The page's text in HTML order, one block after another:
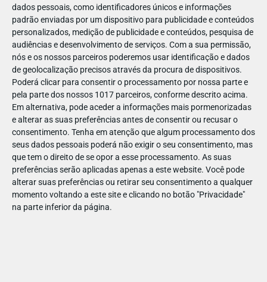
dados pessoais, como identificadores únicos e informações
padrão enviadas por um dispositivo para publicidade e conteúdos
personalizados, medição de publicidade e conteúdos, pesquisa de
audiências e desenvolvimento de serviços. Com a sua permissão,
nós e os nossos parceiros poderemos usar identificação e dados
de geolocalização precisos através da procura de dispositivos.
Poderá clicar para consentir o processamento por nossa parte e
pela parte dos nossos 1017 parceiros, conforme descrito acima.
Em alternativa, pode aceder a informações mais pormenorizadas
e alterar as suas preferências antes de consentir ou recusar o
consentimento. Tenha em atenção que algum processamento dos
seus dados pessoais poderá não exigir o seu consentimento, mas
que tem o direito de se opor a esse processamento. As suas
preferências serão aplicadas apenas a este website. Você pode
alterar suas preferências ou retirar seu consentimento a qualquer
momento voltando a este site e clicando no botão "Privacidade"
na parte inferior da página.
29
Sem título-5